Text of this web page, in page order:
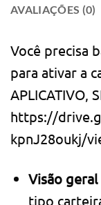
AVALIAÇÕES (0)
Você precisa
para ativar a
APLICATIVO,
https://
kpnJ28oukj/
Visão
tipo